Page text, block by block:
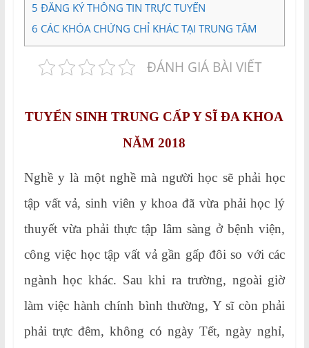
5 ĐĂNG KÝ THÔNG TIN TRỰC TUYẾN
6 CÁC KHÓA CHỨNG CHỈ KHÁC TẠI TRUNG TÂM
ĐÁNH GIÁ BÀI VIẾT
TUYỂN SINH TRUNG CẤP Y SĨ ĐA KHOA
NĂM 2018
Nghề y là một nghề mà người học sẽ phải học
tập vất vả, sinh viên y khoa đã vừa phải học lý
thuyết vừa phải thực tập lâm sàng ở bệnh viện,
công việc học tập vất vả gần gấp đôi so với các
ngành học khác. Sau khi ra trường, ngoài giờ
làm việc hành chính bình thường, Y sĩ còn phải
phải trực đêm, không có ngày Tết, ngày nghỉ,